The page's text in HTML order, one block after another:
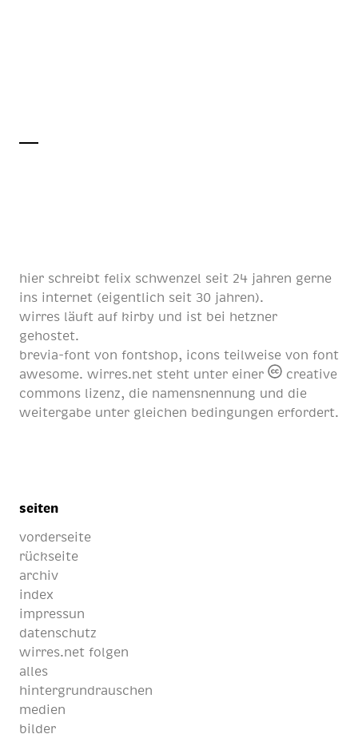
hier schreibt felix schwenzel seit 24 jahren gerne
ins internet (eigentlich seit 30 jahren).
wirres läuft auf kirby und ist bei hetzner
gehostet.
brevia-font von fontshop, icons teilweise von font
awesome. wirres.net steht unter einer
creative
commons lizenz, die namensnennung und die
weitergabe unter gleichen bedingungen erfordert.
seiten
vorderseite
rückseite
archiv
index
impressun
datenschutz
wirres.net folgen
alles
hintergrundrauschen
medien
bilder